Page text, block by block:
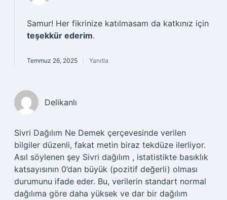
Samur! Her fikrinize katılmasam da katkınız için
teşekkür ederim.
Temmuz 26, 2025 Yanıtla
Delikanlı
Sivri Dağılım Ne Demek çerçevesinde verilen
bilgiler düzenli, fakat metin biraz tekdüze ilerliyor.
Asıl söylenen şey Sivri dağılım , istatistikte basıklık
katsayısının 0’dan büyük (pozitif değerli) olması
durumunu ifade eder. Bu, verilerin standart normal
dağılıma göre daha yüksek ve dar bir dağılım